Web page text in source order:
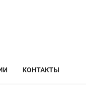
КОНТАКТЫ